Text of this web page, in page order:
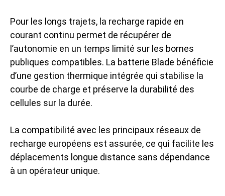
Pour les longs trajets, la recharge rapide en
courant continu permet de récupérer de
l’autonomie en un temps limité sur les bornes
publiques compatibles. La batterie Blade bénéficie
d’une gestion thermique intégrée qui stabilise la
courbe de charge et préserve la durabilité des
cellules sur la durée.
La compatibilité avec les principaux réseaux de
recharge européens est assurée, ce qui facilite les
déplacements longue distance sans dépendance
à un opérateur unique.